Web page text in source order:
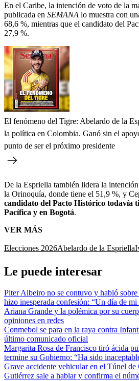
En el Caribe, la intención de voto de la
publicada en SEMANA lo muestra con
68,6 %, mientras que el candidato del
27,9 %.
El fenómeno del Tigre: Abelardo de la
la política en Colombia. Ganó sin el
punto de ser el próximo presidente
De la Espriella también lidera la
la Orinoquía, donde tiene el 51,9 %, y
candidato del Pacto Histórico todavía
Pacífica y en Bogotá.
VER MÁS
Elecciones 2026Abelardo de la Espriella
Le puede interesar
Piter Albeiro no se contuvo y habló
hizo inesperada confesión: “Un día de mi
Ariana Grande y la polémica por su
opiniones en redes
Conmebol se para en la raya contra
último comunicado oficial
Margarita Rosa de Francisco tiró ácida
termine su Gobierno: “Ha sido
Grave accidente vehicular en el Túnel
Gutiérrez sale a hablar y confirma el